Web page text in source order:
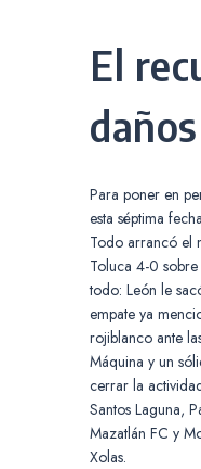
El
Para poner en
esta séptima
Todo arrancó el
Toluca 4-0 sobre
todo: León le
empate ya
rojiblanco ante
Máquina y un
cerrar la
Santos Laguna,
Mazatlán FC y
Xolas.